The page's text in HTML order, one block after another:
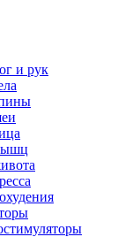
и рук